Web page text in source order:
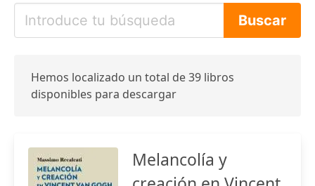
Hemos localizado un total de 39 libros
disponibles para descargar
Melancolía y